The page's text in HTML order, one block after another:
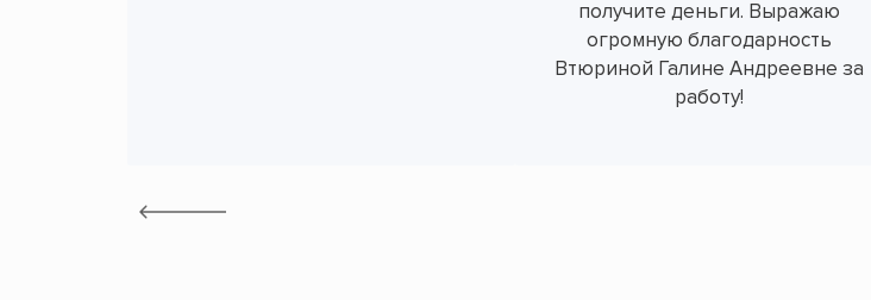
получите деньги. Выражаю
огромную благодарность
Втюриной Галине Андреевне за
работу!